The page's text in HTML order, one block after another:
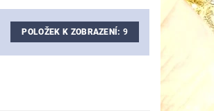
POLOŽEK K ZOBRAZENÍ:9